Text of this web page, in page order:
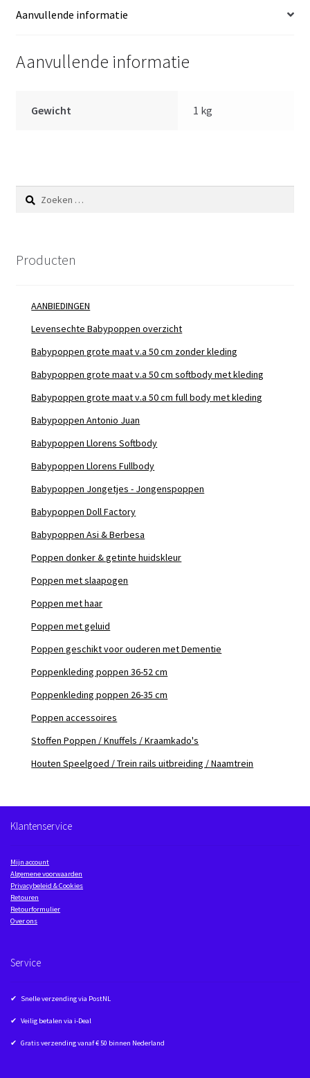
cm
gram
Aanvullende informatie
Aanvullende informatie
Gewicht 1 kg
Zoeken
naar:
Producten
AANBIEDINGEN
Levensechte Babypoppen overzicht
Babypoppen grote maat v.a 50 cm zonder kleding
Babypoppen grote maat v.a 50 cm softbody met kleding
Babypoppen grote maat v.a 50 cm full body met kleding
Babypoppen Antonio Juan
Babypoppen Llorens Softbody
Babypoppen Llorens Fullbody
Babypoppen Jongetjes - Jongenspoppen
Babypoppen Doll Factory
Babypoppen Asi & Berbesa
Poppen donker & getinte huidskleur
Poppen met slaapogen
Poppen met haar
Poppen met geluid
Poppen geschikt voor ouderen met Dementie
Poppenkleding poppen 36-52 cm
Poppenkleding poppen 26-35 cm
Poppen accessoires
Stoffen Poppen / Knuffels / Kraamkado's
Houten Speelgoed / Trein rails uitbreiding / Naamtrein
Klantenservice
Mijn account
Algemene voorwaarden
Privacybeleid & Cookies
Retouren
Retourformulier
Over ons
Service
✔ Snelle verzending via PostNL
✔ Veilig betalen via i-Deal
✔ Gratis verzending vanaf € 50 binnen Nederland